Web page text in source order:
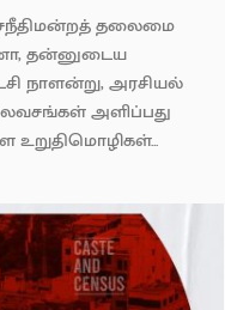
தலைமை
தன்னுடைய
நாளன்று, அரசியல்
அளிப்பது